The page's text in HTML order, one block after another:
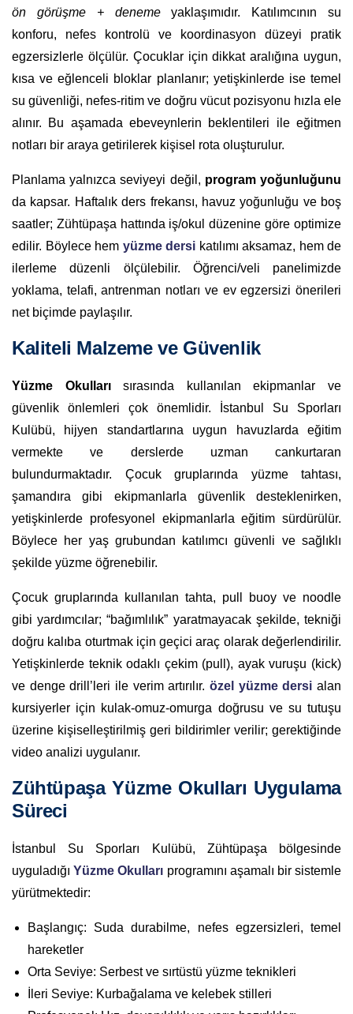
ön görüşme + denemeyaklaşımıdır. Katılımcının su
konforu, nefes kontrolü ve koordinasyon düzeyi pratik
egzersizlerle ölçülür. Çocuklar için dikkat aralığına uygun,
kısa ve eğlenceli bloklar planlanır; yetişkinlerde ise temel
su güvenliği, nefes-ritim ve doğru vücut pozisyonu hızla ele
alınır. Bu aşamada ebeveynlerin beklentileri ile eğitmen
notları bir araya getirilerek kişisel rota oluşturulur.
Planlama yalnızca seviyeyi değil, program yoğunluğunu
da kapsar. Haftalık ders frekansı, havuz yoğunluğu ve boş
saatler; Zühtüpaşa hattında iş/okul düzenine göre optimize
edilir. Böylece hem yüzme dersi katılımı aksamaz, hem de
ilerleme düzenli ölçülebilir. Öğrenci/veli panelimizde
yoklama, telafi, antrenman notları ve ev egzersizi önerileri
net biçimde paylaşılır.
Kaliteli Malzeme ve Güvenlik
Yüzme Okullarısırasında kullanılan ekipmanlar ve
güvenlik önlemleri çok önemlidir. İstanbul Su Sporları
Kulübü, hijyen standartlarına uygun havuzlarda eğitim
vermekte ve derslerde uzman cankurtaran
bulundurmaktadır. Çocuk gruplarında yüzme tahtası,
şamandıra gibi ekipmanlarla güvenlik desteklenirken,
yetişkinlerde profesyonel ekipmanlarla eğitim sürdürülür.
Böylece her yaş grubundan katılımcı güvenli ve sağlıklı
şekilde yüzme öğrenebilir.
Çocuk gruplarında kullanılan tahta, pull buoy ve noodle
gibi yardımcılar; “bağımlılık” yaratmayacak şekilde, tekniği
doğru kalıba oturtmak için geçici araç olarak değerlendirilir.
Yetişkinlerde teknik odaklı çekim (pull), ayak vuruşu (kick)
ve denge drill’leri ile verim artırılır. özel yüzme dersi alan
kursiyerler için kulak-omuz-omurga doğrusu ve su tutuşu
üzerine kişiselleştirilmiş geri bildirimler verilir; gerektiğinde
video analizi uygulanır.
Zühtüpaşa Yüzme Okulları Uygulama
Süreci
İstanbul Su Sporları Kulübü, Zühtüpaşa bölgesinde
uyguladığıYüzme Okulları programını aşamalı bir sistemle
yürütmektedir:
Başlangıç: Suda durabilme, nefes egzersizleri, temel
hareketler
Orta Seviye: Serbest ve sırtüstü yüzme teknikleri
İleri Seviye: Kurbağalama ve kelebek stilleri